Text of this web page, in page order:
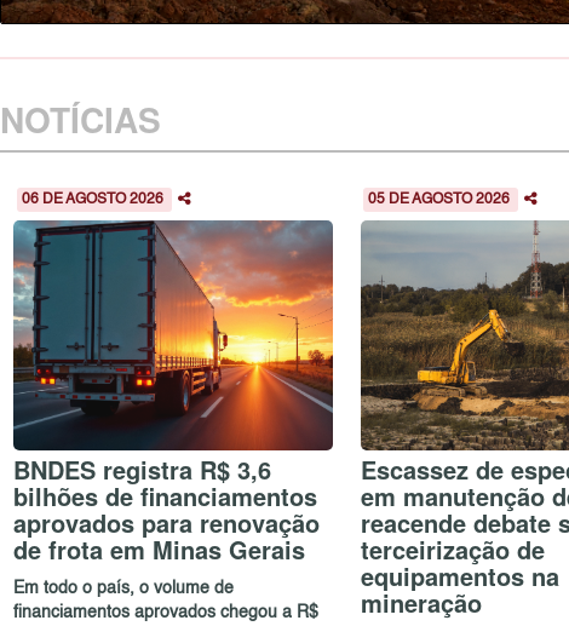
NOTÍCIAS
06 DE AGOSTO 2026
BNDES registra R$ 3,6
bilhões de financiamentos
aprovados para renovação
de frota em Minas Gerais
Em todo o país, o volume de
financiamentos aprovados chegou a R$
05 DE AGOSTO 2026
Escassez de
em manutenção
reacende debate
terceirização de
equipamentos na
mineração